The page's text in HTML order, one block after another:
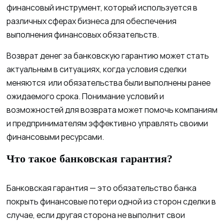
финансовый инструмент, который используется в
различных сферах бизнеса для обеспечения
выполнения финансовых обязательств.
Возврат денег за банковскую гарантию может стать
актуальным в ситуациях, когда условия сделки
меняются или обязательства были выполнены ранее
ожидаемого срока. Понимание условий и
возможностей для возврата может помочь компаниям
и предпринимателям эффективно управлять своими
финансовыми ресурсами.
Что такое банковская гарантия?
Банковская гарантия — это обязательство банка
покрыть финансовые потери одной из сторон сделки в
случае, если другая сторона не выполнит свои